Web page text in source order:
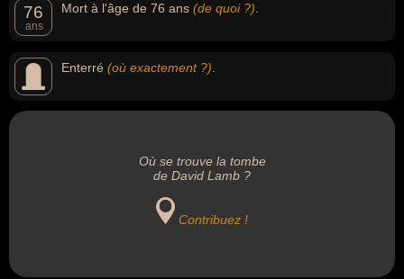
76
ans
Mort à l'âge de 76 ans (de quoi ?)
Enterré (où exactement ?)
Où se trouve la tombe
de David Lamb ?
Contribuez !